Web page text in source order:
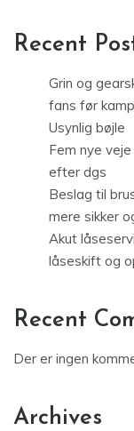
Recent
Grin og
fans før
Usynlig bøjle
Fem nye
efter dgs
Beslag til
mere sikker
Akut
låseskift og
Recent
Der er ingen
Archives